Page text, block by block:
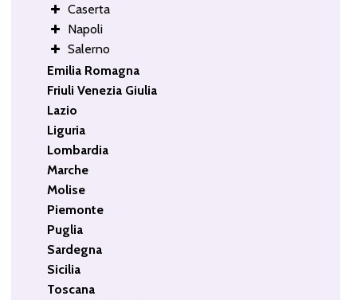
Caserta
Napoli
Salerno
Emilia Romagna
Friuli Venezia Giulia
Lazio
Liguria
Lombardia
Marche
Molise
Piemonte
Puglia
Sardegna
Sicilia
Toscana